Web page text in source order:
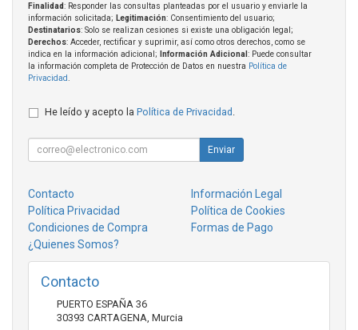
Finalidad: Responder las consultas planteadas por el usuario y enviarle la
información solicitada; Legitimación: Consentimiento del usuario;
Destinatarios: Solo se realizan cesiones si existe una obligación legal;
Derechos: Acceder, rectificar y suprimir, así como otros derechos, como se
indica en la información adicional;
Información Adicional : Puede consultar
la información completa de Protección de Datos en nuestra Política de
Privacidad
He leído y acepto la Política de Privacidad
Enviar
Contacto
Información Legal
Política Privacidad
Política de Cookies
Condiciones de Compra
Formas de Pago
¿Quienes Somos?
Contacto
PUERTO ESPAÑA 36
30393 CARTAGENA Murcia